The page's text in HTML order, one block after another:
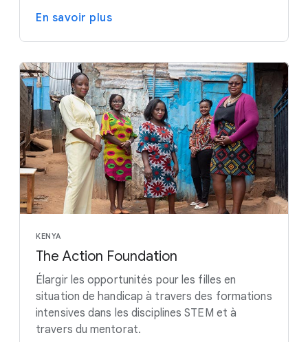
En savoir plus
KENYA
The Action Foundation
Élargir les opportunités pour les filles en
situation de handicap à travers des formations
intensives dans les disciplines STEM et à
travers du mentorat.